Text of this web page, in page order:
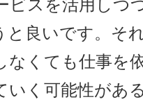
と良いです。そ
なくても仕事を
いく可能性があ